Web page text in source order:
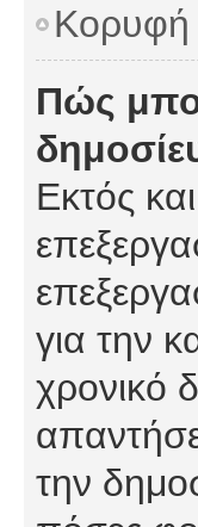
Κορυφή
Πώς
Εκτός
για την
χρονικό
την